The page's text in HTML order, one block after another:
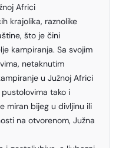
Africi
krajolika, raznolike
što je čini
kampiranja. Sa svojim
netaknutim
u Južnoj Africi
tako i
miran bijeg u divljinu ili
na otvorenom, Južna